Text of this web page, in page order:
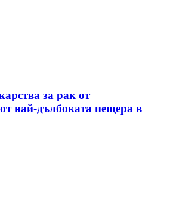
за рак от
най-дълбоката пещера в